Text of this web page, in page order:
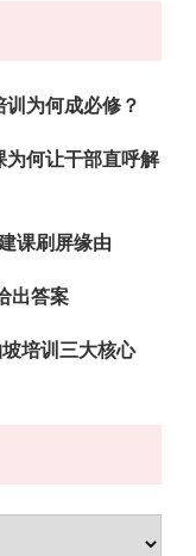
为何成必修？
为何让干部直呼解
课刷屏缘由
出答案
培训三大核心